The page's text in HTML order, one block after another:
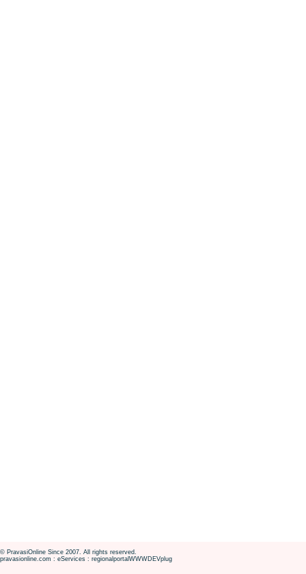
© PravasiOnline Since 2007. All rights reserved.
pravasionline.com : eServices : regionalportalWWWDEVplug